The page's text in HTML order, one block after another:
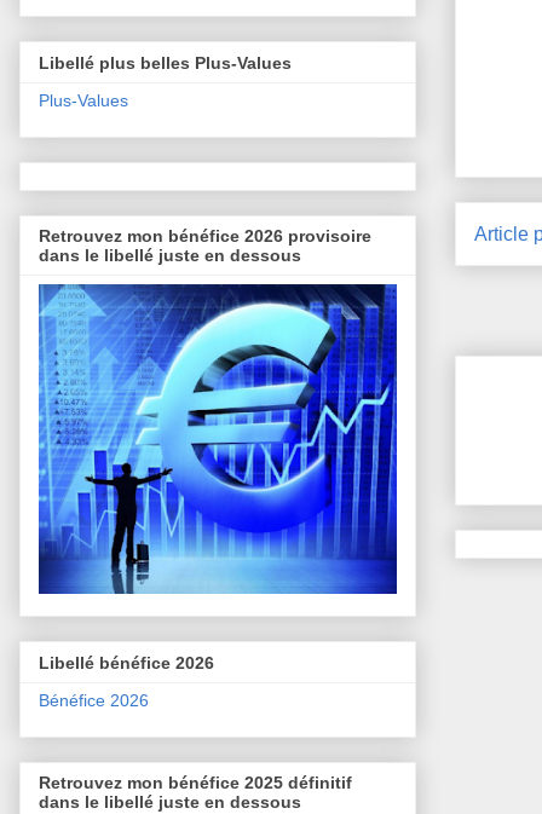
Article
Libellé plus belles Plus-Values
Plus-Values
Retrouvez mon bénéfice 2026 provisoire
dans le libellé juste en dessous
Libellé bénéfice 2026
Bénéfice 2026
Retrouvez mon bénéfice 2025 définitif
dans le libellé juste en dessous